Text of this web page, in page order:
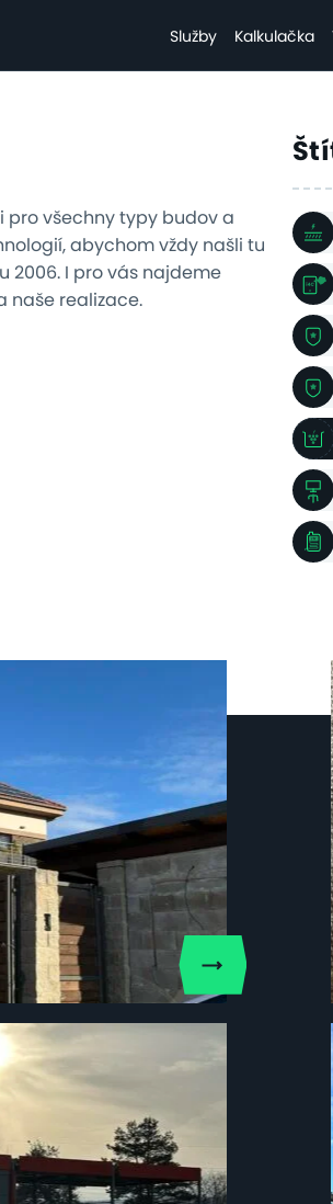
Služby Kalkulačka
pro všechny typy budov a
abychom vždy našli tu
2006. I pro vás najdeme
naše realizace.